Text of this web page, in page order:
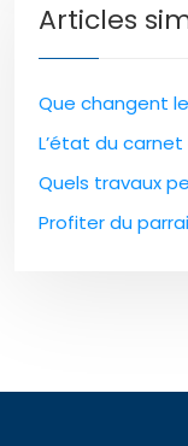
Articles
Que changent
L’état du
Quels travaux
Profiter du